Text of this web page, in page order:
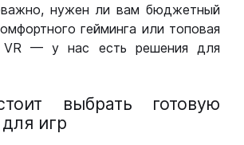
нужен ли вам бюджетный
гейминга или топовая
VR — у нас есть решения для
выбрать готовую
игр